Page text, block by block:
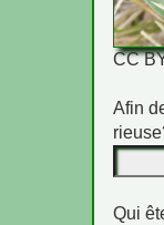
CC
Afin
Qui